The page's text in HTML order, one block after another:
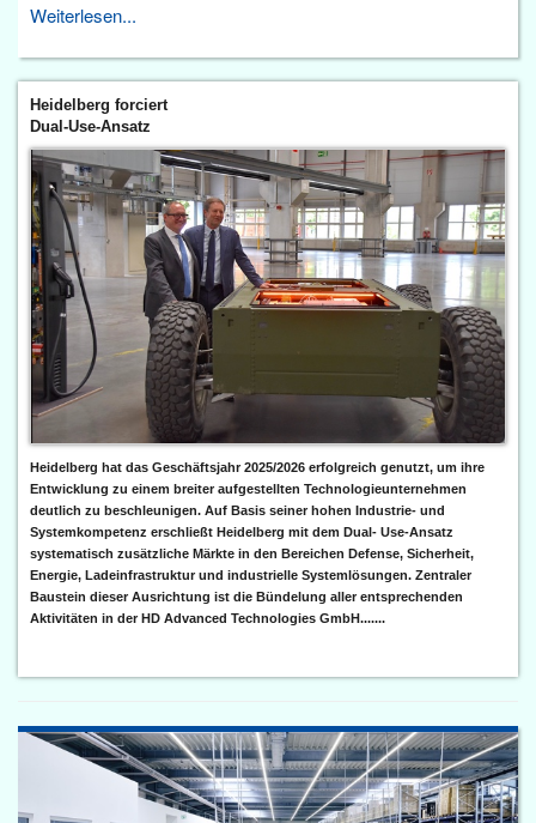
Weiterlesen...
Heidelberg forciert
Dual-Use-Ansatz
Heidelberg hat das Geschäftsjahr 2025/2026 erfolgreich genutzt, um ihre
Entwicklung zu einem breiter aufgestellten Technologieunternehmen
deutlich zu beschleunigen. Auf Basis seiner hohen Industrie- und
Systemkompetenz erschließt Heidelberg mit dem Dual- Use-Ansatz
systematisch zusätzliche Märkte in den Bereichen Defense, Sicherheit,
Energie, Ladeinfrastruktur und industrielle Systemlösungen. Zentraler
Baustein dieser Ausrichtung ist die Bündelung aller entsprechenden
Aktivitäten in der HD Advanced Technologies GmbH.......